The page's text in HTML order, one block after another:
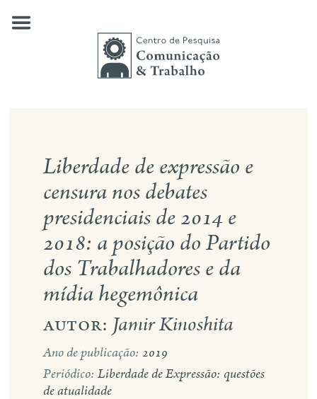
nossas pesquisas
publicações
notícias
eventos
eng
Liberdade de expressão e
censura nos debates
presidenciais de 2014 e
2018: a posição do Partido
dos Trabalhadores e da
mídia hegemônica
autor: Jamir Kinoshita
Ano de publicação: 2019
Periódico: Liberdade de Expressão: questões
de atualidade